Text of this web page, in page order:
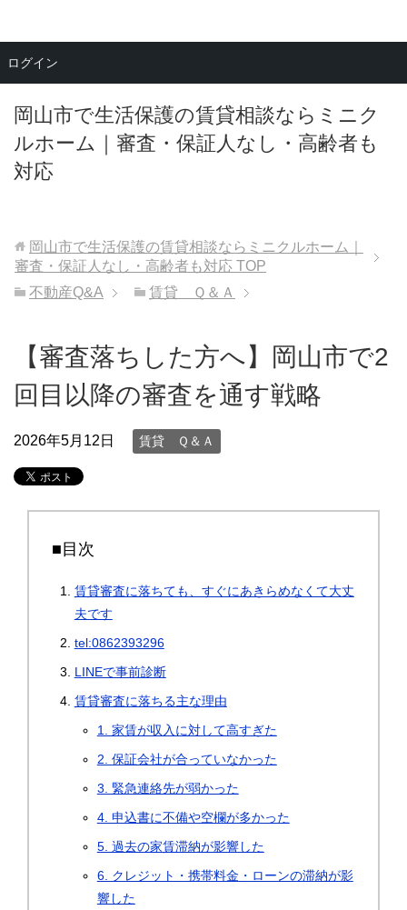
岡山市で生活保護の賃貸相談ならミニク
ルホーム｜審査・保証人なし・高齢者も
対応
メニュー
岡山市で生活保護の賃貸相談ならミニクルホーム｜
審査・保証人なし・高齢者も対応 TOP
不動産Q&A
賃貸 Ｑ＆Ａ
【審査落ちした方へ】岡山市で2
回目以降の審査を通す戦略
2026年5月12日 賃貸 Ｑ＆Ａ
■目次
賃貸審査に落ちても、すぐにあきらめなくて大丈
夫です
tel:0862393296
LINEで事前診断
賃貸審査に落ちる主な理由
1. 家賃が収入に対して高すぎた
2. 保証会社が合っていなかった
3. 緊急連絡先が弱かった
4. 申込書に不備や空欄が多かった
5. 過去の家賃滞納が影響した
6. クレジット・携帯料金・ローンの滞納が影
響した
ログイン